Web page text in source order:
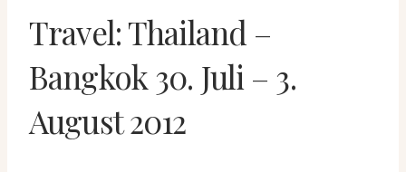
Travel: Thailand –
Bangkok 30. Juli – 3.
August 2012